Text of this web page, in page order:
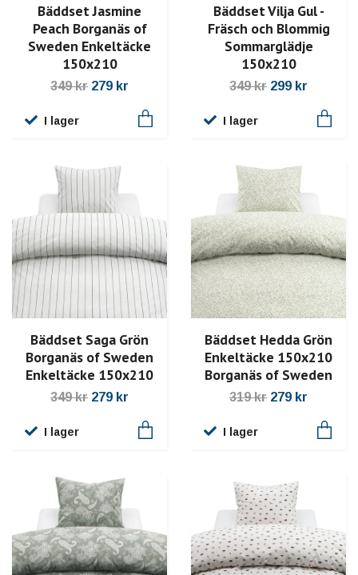
Bäddset Jasmine
Peach Borganäs of
Sweden Enkeltäcke
150x210
349 kr 279 kr
I lager
Bäddset Vilja Gul -
Fräsch och Blommig
Sommarglädje
150x210
349 kr 299 kr
I lager
Bäddset Saga Grön
Borganäs of Sweden
Enkeltäcke 150x210
349 kr 279 kr
I lager
Bäddset Hedda Grön
Enkeltäcke 150x210
Borganäs of Sweden
319 kr 279 kr
I lager